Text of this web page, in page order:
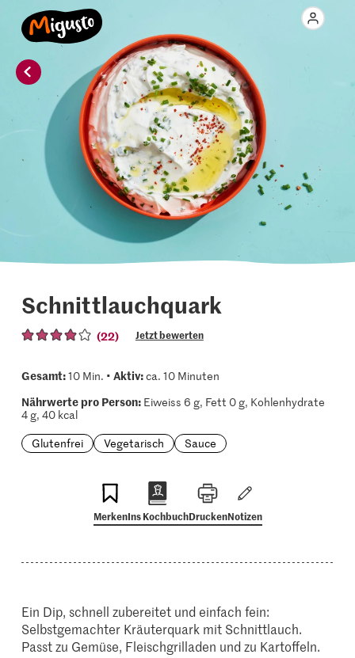
Schnittlauchquark
(22) Jetzt bewerten
Gesamt:10 Min. • Aktiv:ca. 10 Minuten
Nährwerte pro Person:Eiweiss 6 g, Fett 0 g, Kohlenhydrate
4 g, 40 kcal
Glutenfrei
Vegetarisch Sauce
MerkenIns KochbuchDruckenNotizen
Ein Dip, schnell zubereitet und einfach fein:
Selbstgemachter Kräuterquark mit Schnittlauch.
Passt zu Gemüse, Fleischgrilladen und zu Kartoffeln.